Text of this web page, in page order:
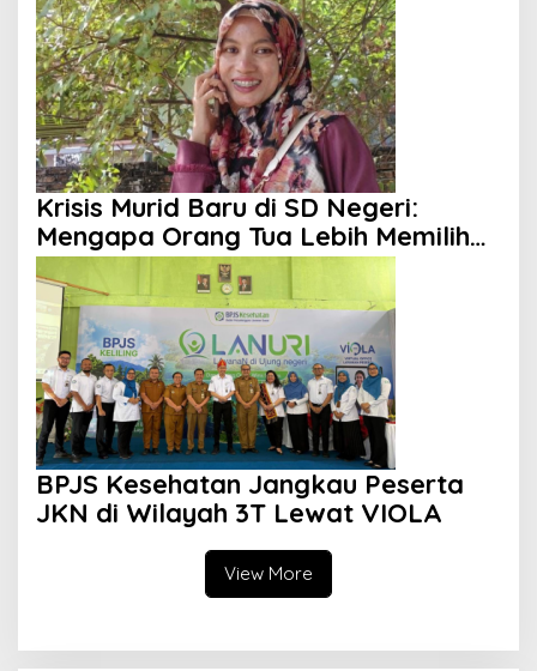
Krisis Murid Baru di SD Negeri:
Mengapa Orang Tua Lebih Memilih
Sekolah Swasta?
BPJS Kesehatan Jangkau Peserta
JKN di Wilayah 3T Lewat VIOLA
View More